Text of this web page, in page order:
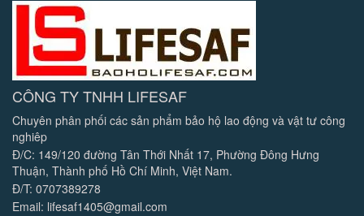
CÔNG TY TNHH LIFESAF
Chuyên phân phối các sản phẩm bảo hộ lao động và vật tư công
nghiêp
Đ/C: 149/120 đường Tân Thới Nhất 17, Phường Đông Hưng
Thuận, Thành phố Hồ Chí Minh, Việt Nam.
Đ/T: 0707389278
Email: lifesaf1405@gmail.com